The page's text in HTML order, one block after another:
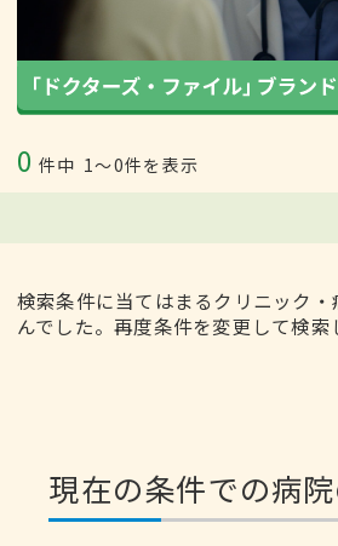
0 件中 1〜0件を表示
検索条件に当てはまるクリニック
んでした。再度条件を変更して検索
現在の条件での病